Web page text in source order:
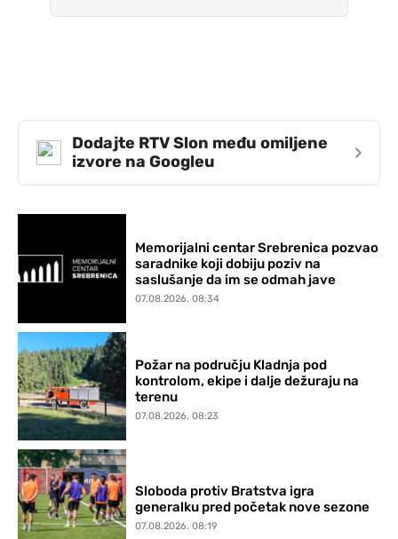
Dodajte RTV Slon među omiljene
izvore na Googleu
›
Memorijalni centar Srebrenica pozvao
saradnike koji dobiju poziv na
saslušanje da im se odmah jave
07.08.2026. 08:34
Požar na području Kladnja pod
kontrolom, ekipe i dalje dežuraju na
terenu
07.08.2026. 08:23
Sloboda protiv Bratstva igra
generalku pred početak nove sezone
07.08.2026. 08:19